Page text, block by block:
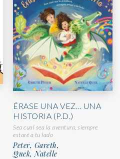
ÉRASE UNA VEZ… UNA
HISTORIA (P.D.)
Sea cual sea la aventura, siempre
estaré a tu lado
Peter, Gareth,
Quek, Natelle